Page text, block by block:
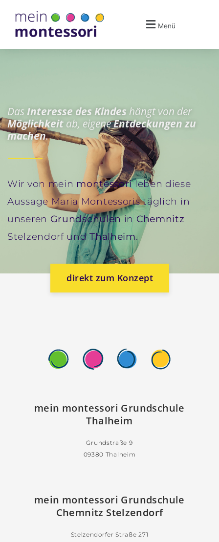
Menü
Das Interesse des Kindes hängt von der
Möglichkeit ab, eigeneEntdeckungen zu
machen.
Wir von mein montessorileben diese
Aussage Maria Montessoris täglich in
unseren Grundschulenin Chemnitz
Stelzendorf undThalheim.
direkt zum Konzept
mein montessori Grundschule
Thalheim
Grundstraße 9
09380 Thalheim
mein montessori Grundschule
Chemnitz Stelzendorf
Stelzendorfer Straße 271